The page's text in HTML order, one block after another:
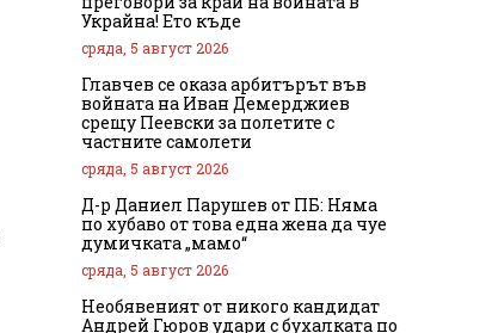
Украйна! Ето къде
сряда, 5 август 2026
Главчев се оказа арбитърът във
войната на Иван Демерджиев
срещу Пеевски за полетите с
частните самолети
сряда, 5 август 2026
Д-р Даниел Парушев от ПБ: Няма
по хубаво от това една жена да чуе
думичката „мамо“
сряда, 5 август 2026
Необявеният от никого кандидат
Андрей Гюров удари с бухалката по